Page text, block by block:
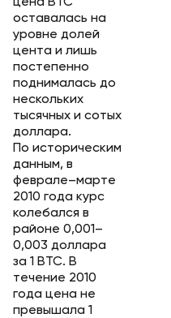
оставалась на
уровне долей
цента и лишь
постепенно
поднималась до
нескольких
тысячных и сотых
доллара.
По историческим
данным, в
феврале–марте
2010 года курс
колебался в
районе 0,001–
0,003 доллара
за 1 BTC. В
течение 2010
года цена не
превышала 1